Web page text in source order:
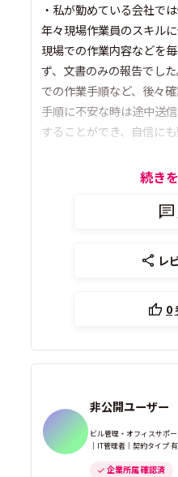
・私が勤めている会社で
年々現場作業員のスキル
現場での作業内容などを
ず、文書のみの報告でし
での作業手順など、後々
手順に不安な時は途中送
することができ、自信にも
続き
レ
0
非公開ユーザー
ビル管理・オフィスサポ
｜IT管理者｜契約タイプ
企業所属 確認済